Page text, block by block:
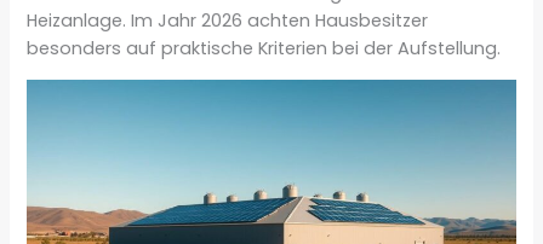
Heizanlage. Im Jahr 2026 achten Hausbesitzer
besonders auf praktische Kriterien bei der Aufstellung.